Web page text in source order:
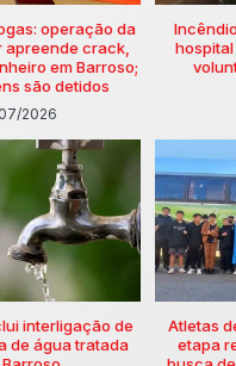
operação da
apreende crack,
em Barroso;
são detidos
2026
interligação de
de água tratada
Atletas
etapa